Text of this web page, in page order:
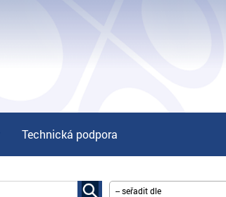
Technická podpora
-- seřadit dle